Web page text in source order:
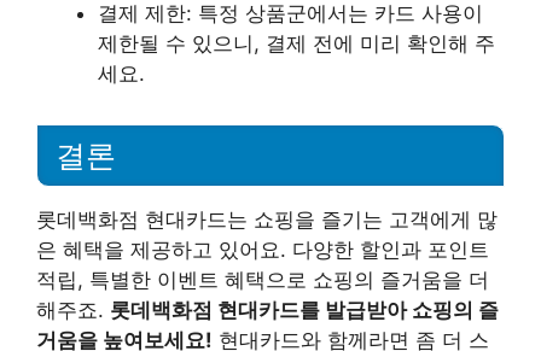
결제 제한: 특정 상품군에서는 카드 사용이
제한될 수 있으니, 결제 전에 미리 확인해 주
세요.
결론
롯데백화점 현대카드는 쇼핑을 즐기는 고객에게 많
은 혜택을 제공하고 있어요. 다양한 할인과 포인트
적립, 특별한 이벤트 혜택으로 쇼핑의 즐거움을 더
해주죠. 롯데백화점 현대카드를 발급받아 쇼핑의 즐
거움을 높여보세요! 현대카드와 함께라면 좀 더 스